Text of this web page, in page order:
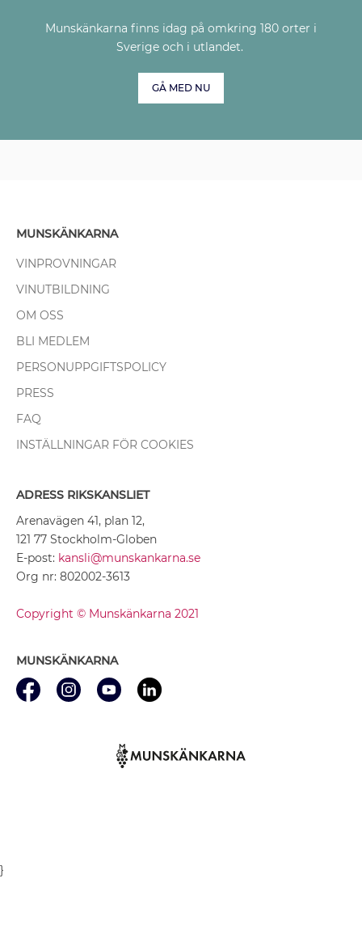
Munskänkarna finns idag på omkring 180 orter i
Sverige och i utlandet.
GÅ MED NU
MUNSKÄNKARNA
VINPROVNINGAR
VINUTBILDNING
OM OSS
BLI MEDLEM
PERSONUPPGIFTSPOLICY
PRESS
FAQ
INSTÄLLNINGAR FÖR COOKIES
ADRESS RIKSKANSLIET
Arenavägen 41, plan 12,
121 77 Stockholm-Globen
E-post: kansli@munskankarna.se
Org nr: 802002-3613
Copyright © Munskänkarna 2021
MUNSKÄNKARNA
}